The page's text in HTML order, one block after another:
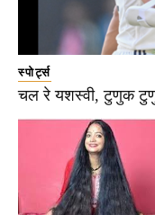
स्पोर्ट्स
चल रे यशस्वी, टुणुक